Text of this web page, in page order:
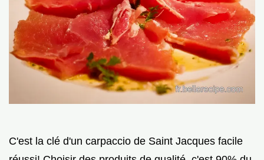
C'est la clé d'un carpaccio de Saint Jacques facile